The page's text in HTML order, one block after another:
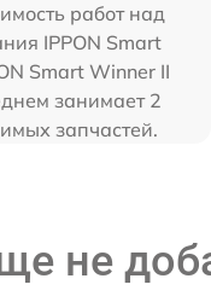
работ над
IPPON Smart
Smart Winner II
занимает 2
запчастей.
не